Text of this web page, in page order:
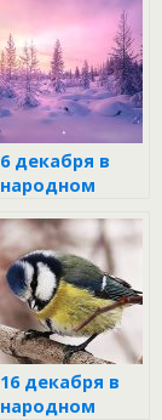
народном
календаре
6 декабря в
народном
16 декабря в
народном